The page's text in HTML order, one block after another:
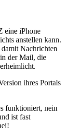
eine iPhone
anstellen kann.
Nachrichten
der Mail, die
ihres Portals
funktioniert, nein
ist fast